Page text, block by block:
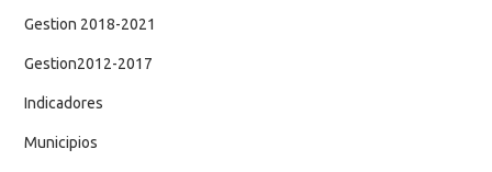
Gestion 2018-2021
Gestion2012-2017
Indicadores
Municipios